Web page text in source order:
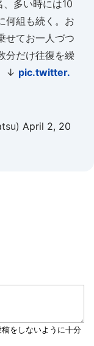
多い時には10
何組も続く。お
せてお一人づつ
分だけ往復を繰
↓ pic.twitter.
April 2, 20